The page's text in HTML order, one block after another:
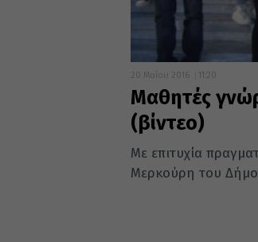
20 Μαΐου 2016 11:20
Μαθητές
(βίντεο)
Με επιτυχία
Μερκούρη του